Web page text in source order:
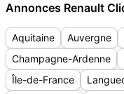
Annonces Renault
Aquitaine Auvergne
Champagne-Ardenne
Île-de-France